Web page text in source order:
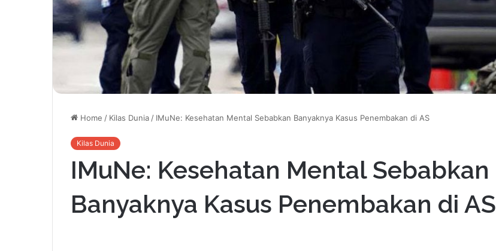
Home / Kilas Dunia / IMuNe: Kesehatan Mental Sebabkan Banyaknya Kasus Penembakan di AS
Kilas Dunia
IMuNe: Kesehatan Mental Sebabkan
Banyaknya Kasus Penembakan di AS